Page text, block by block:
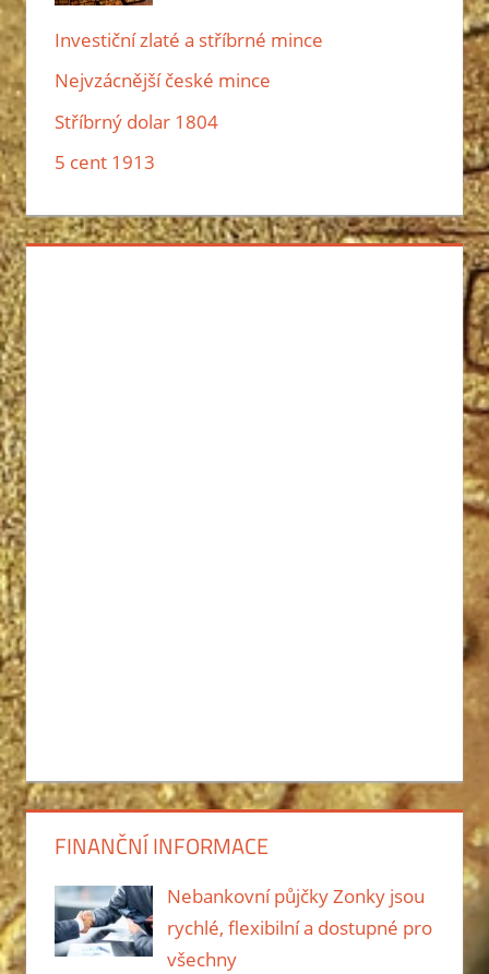
Investiční zlaté a stříbrné mince
Nejvzácnější české mince
Stříbrný dolar 1804
5 cent 1913
FINANČNÍ INFORMACE
Nebankovní půjčky Zonky jsou
rychlé, flexibilní a dostupné pro
všechny